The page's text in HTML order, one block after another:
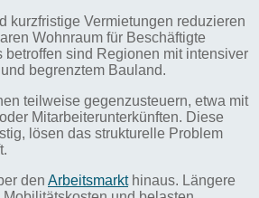
kurzfristige Vermietungen reduzieren
Wohnraum für Beschäftigte
betroffen sind Regionen mit intensiver
begrenztem Bauland.
teilweise gegenzusteuern, etwa mit
Mitarbeiterunterkünften. Diese
lösen das strukturelle Problem
den Arbeitsmarkthinaus. Längere